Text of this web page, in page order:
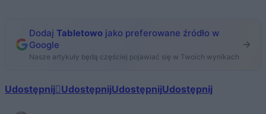
Dodaj Tabletowo jako preferowane źródło w
Google
Nasze artykuły będą częściej pojawiać się w Twoich wynikach
Udostępnij UdostępnijUdostępnijUdostępnij